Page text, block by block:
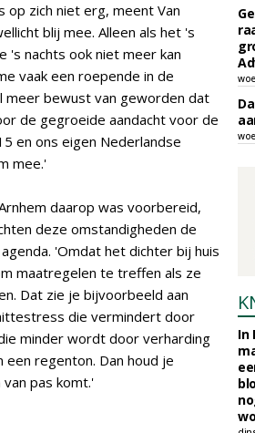
op zich niet erg, meent Van
blij mee. Alleen als het 's
's nachts ook niet meer kan
vaak een roepende in de
meer bewust van geworden dat
de gegroeide aandacht voor de
en ons eigen Nederlandse
mee.'
daarop was voorbereid,
deze omstandigheden de
'Omdat het dichter bij huis
maatregelen te treffen als ze
Dat zie je bijvoorbeeld aan
die vermindert door
minder wordt door verharding
regenton. Dan houd je
pas komt.'
In